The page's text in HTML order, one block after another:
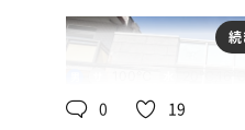
続
0 19